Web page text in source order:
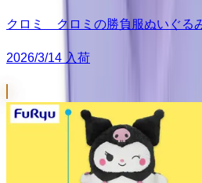
クロミ クロミの勝負服ぬいぐる
2026/3/14 入荷